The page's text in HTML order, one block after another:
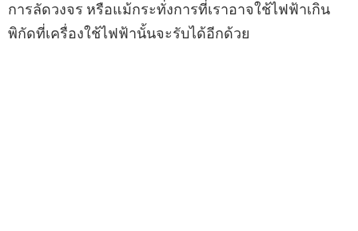
การลัดวงจร หรือแม้กระทั่งการที่เราอาจใช้ไฟฟ้าเกิน
พิกัดที่เครื่องใช้ไฟฟ้านั้นจะรับได้อีกด้วย